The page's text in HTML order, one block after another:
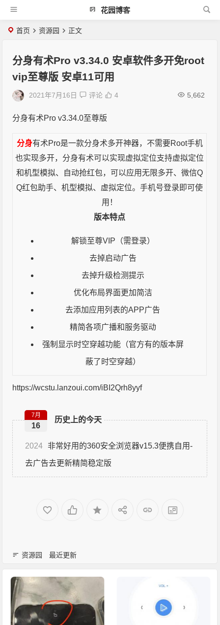
花园博客
首页 资源园 正文
分身有术Pro v3.34.0 安卓软件多开免root
vip至尊版 安卓11可用
2021年7月16日 评论 5,662
4
分身有术Pro v3.34.0至尊版
分身有术Pro是一款分身术多开神器，不需要Root手机
也实现多开， 分身有术可以实现虚拟定位支持虚拟定位
和机型模拟、自动抢红包，可以应用无限多开、微信Q
Q红包助手、机型模拟、虚拟定位。手机号登录即可使
用！
版本特点
解锁至尊VIP（需登录）
去掉启动广告
去掉升级检测提示
优化布局界面更加简洁
去添加应用列表的APP广告
精简各项广播和服务驱动
强制显示时空穿越功能（官方有的版本屏
蔽了时空穿越）
https://wcstu.lanzoui.com/iBI2Qrh8yyf
历史上的今天
7月
16
2024 非常好用的360安全浏览器v15.3便携自用-
去广告去更新精简稳定版
资源园 最近更新